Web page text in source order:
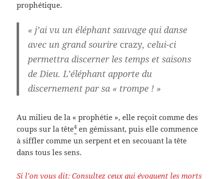
prophétique.
« j’ai vu un éléphant sauvage qui danse
avec un grandsourire crazy, celui-ci
permettra discerner les temps et saisons
de Dieu. L’éléphant apporte du
discernement par sa « trompe ! »
Au milieu de la « prophétie », elle reçoit comme des
coups sur la tête4 en gémissant, puis elle commence
à siffler comme un serpent et en secouant la tête
dans tous les sens.
Si l’on vous dit: Consultez ceux qui évoquent les morts